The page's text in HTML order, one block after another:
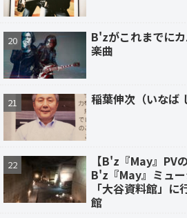
B'zがこれまでに
楽曲
稲葉伸次（いなば
【B'z『May』PV
B'z『May』ミュ
「大谷資料館」
館